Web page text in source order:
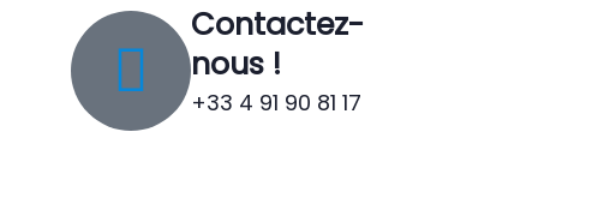
Contactez-
nous !
+33 4 91 90 81 17